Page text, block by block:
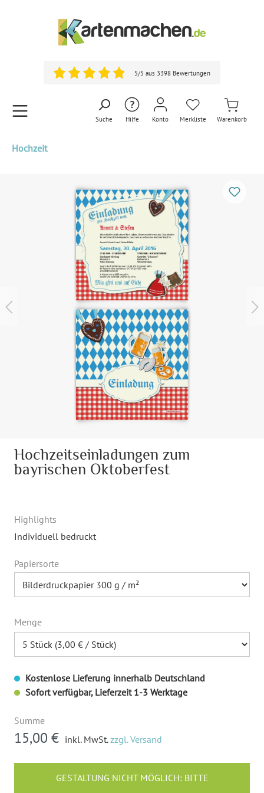
5/5 aus 3398 Bewertungen
Suche Hilfe Konto Merkliste Warenkorb
Hochzeit
Hochzeitseinladungen zum
bayrischen Oktoberfest
Highlights
Individuell bedruckt
Papiersorte
Menge
Kostenlose Lieferung innerhalb Deutschland
Sofort verfügbar, Lieferzeit 1-3 Werktage
Summe
15,00 € inkl. MwSt.zzgl. Versand
GESTALTUNG NICHT MÖGLICH: BITTE